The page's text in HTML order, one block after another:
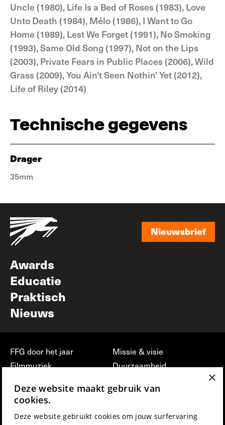
Uncle (1980), Life Is a Bed of Roses (1983), Love
Unto Death (1984), Mélo (1986), I Want to Go
Home (1989), Lest We Forget (1991), No Smoking
(1993), Same Old Song (1997), Not on the Lips
(2003), Private Fears in Public Places (2006), Wild
Grass (2009), You Ain't Seen Nothin' Yet (2012),
Life of Riley (2014)
Technische gegevens
Drager
35mm
Nieuwsbrief
Awards
Educatie
Praktisch
Nieuws
FFG door het jaar
Filmmuziek
Press & Industry
Film Fest Friends
Missie & visie
Duurzaamheid
vrijwilligerswerk bij FFG
Privacy & Disclaimer
×
Deze website maakt gebruik van
cookies.
Deze website gebruikt cookies om jouw surfervaring